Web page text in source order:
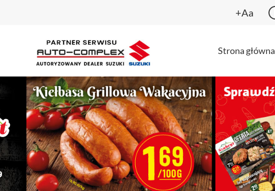
+Aa
Strona główna